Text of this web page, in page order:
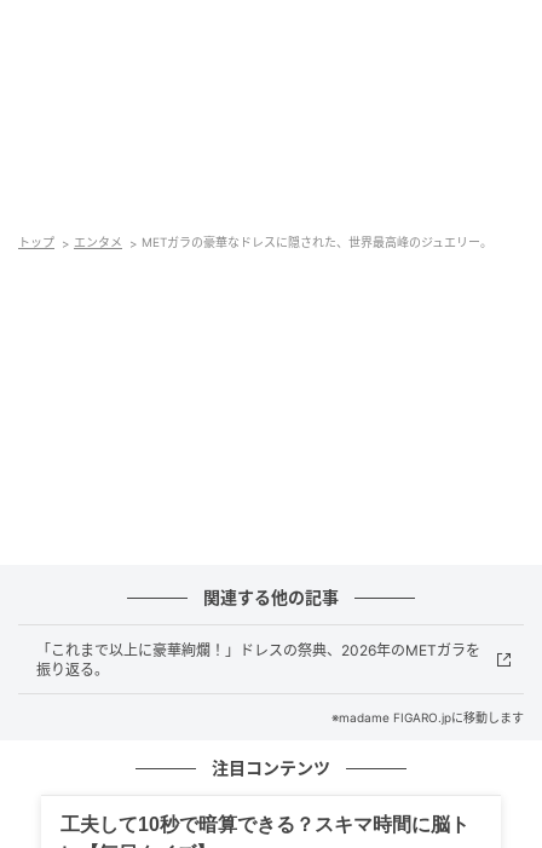
メットガラ2023でのデュア・リパ。photography : Taylor Hill / Getty Images
このイベントで、サイズや価格、希少性で話題になっ
てきたジュエリーを振り返ってみよう。このイベント
でのルールはただひとつ、人々の度肝を抜くことだ。
独創性と過剰さを競うイベントなだけに、あっと驚く
のメットガラでは、インドの大富豪の娘で自身も実業
家であるイーシャ・アンバニが、昔インド王族のため
に制作された歴史的なジュエリーをまとい、レッドカ
トップ エンタメ METガラの豪華なドレスに隠された、世界最高峰のジュエリー。
関連する他の記事
「これまで以上に豪華絢爛！」ドレスの祭典、2026年のMETガラを
振り返る。
※madame FIGARO.jpに移動します
注目コンテンツ
工夫して10秒で暗算できる？スキマ時間に脳ト